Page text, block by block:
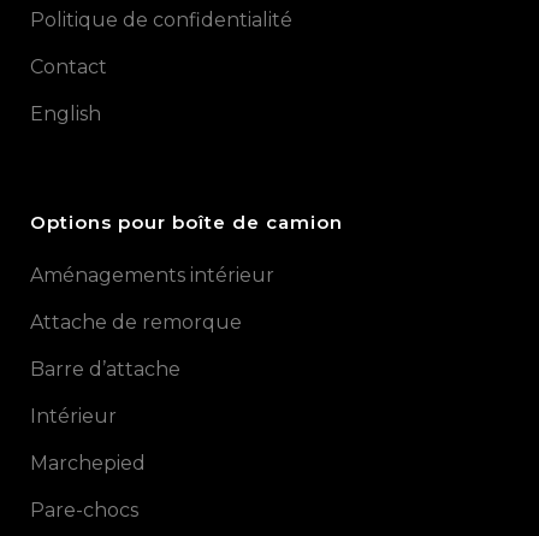
Politique de confidentialité
Contact
English
Options pour boîte de camion
Aménagements intérieur
Attache de remorque
Barre d’attache
Intérieur
Marchepied
Pare-chocs